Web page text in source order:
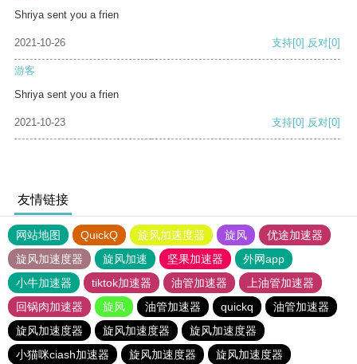
Shriya sent you a frien
2021-10-26 支持[0] 反对[0]
游客
Shriya sent you a frien
2021-10-23 支持[0] 反对[0]
友情链接
网站地图 QuickQ 旋风加速度器 旋风
优途加速器
旋风加速度器
旋风加速 坚果加速器
外网app
小牛加速器
tiktok加速器 油管加速器
上油管加速器
回锅肉加速器
旋风 油管加速器 quickq
油管加速器
旋风加速度器
旋风加速度器
旋风加速度器
小猫咪ciash加速器
旋风加速度器 旋风加速度器